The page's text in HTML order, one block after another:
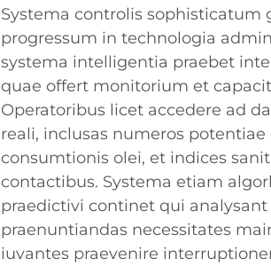
Systema controlis sophisticatum
progressum in technologia
systema intelligentia praebet
quae offert monitorium et
Operatoribus licet accedere ad
reali, inclusas numeros potentiae
consumtionis olei, et indices
contactibus. Systema etiam
praedictivi continet qui
praenuntiandas necessitates
iuvantes praevenire